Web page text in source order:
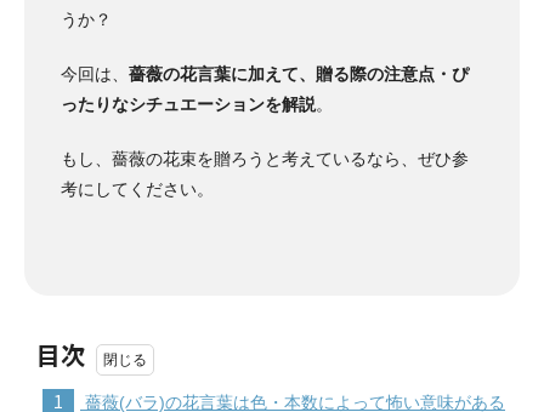
うか？
今回は、 薔薇の花言葉に加えて、贈る際の注意点・ぴ
ったりなシチュエーションを解説。
もし、薔薇の花束を贈ろうと考えているなら、ぜひ参
考にしてください。
目次
1 薔薇(バラ)の花言葉は色・本数によって怖い意味がある